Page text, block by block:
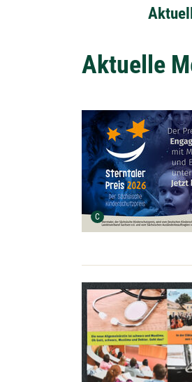
Aktuelle
Bildergalerie öffnen:
C Urheber der Grafik:
Bildergalerie öffnen: